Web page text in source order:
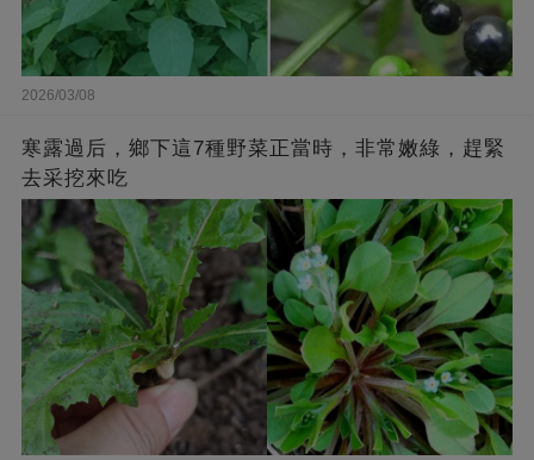
2026/03/08
寒露過后，鄉下這7種野菜正當時，非常嫩綠，趕緊
去采挖來吃